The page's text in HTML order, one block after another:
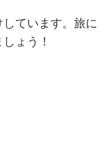
ています。旅に
ょう！